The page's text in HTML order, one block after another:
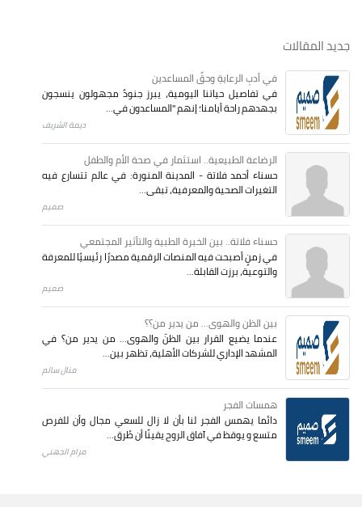
جديد المقالات
في أدبِ الرعايةِ وحقِّ المساعدين
في تفاصيل حياتنا اليومية، يبرز جنودٌ مجهولون ينسجون
بجهدهم راحة أيامنا؛ إنهم "المساعدون في...
ديمة الشريف
الرضاعة الطبيعية.. استثمار في صحة الأم والطفل
حسناء أحمد فلاتة - المدينة المنورة: في عالم تتسارع فيه
التغيرات الصحية والمعرفية، تبقى...
صميم
حسناء فلاتة.. بين الخبرة الطبية والتأثير المجتمعي
في زمنٍ أصبحت فيه المنصات الرقمية مصدرًا رئيسيًا للمعرفة
والتوعية، برزت القابلة...
صميم
بين الظن والهوى... من يدير من؟؟
عندما يضيع القرار بين الظنّ والهوى… من يدير من؟ في
المشهد الإداري للشركات الأهلية، تظهر بين...
منال سالم
همسات الفجر
دائما يهمس الفجر لنا بأن لا زال للسعي مجال وأن للفرص
متسع و يوقظ في آفاق الروح يقينًا أن طُرق...
مرام الجهني